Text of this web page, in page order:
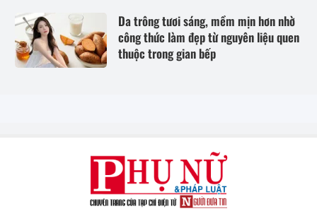
Da trông tươi sáng, mềm mịn hơn nhờ
công thức làm đẹp từ nguyên liệu quen
thuộc trong gian bếp